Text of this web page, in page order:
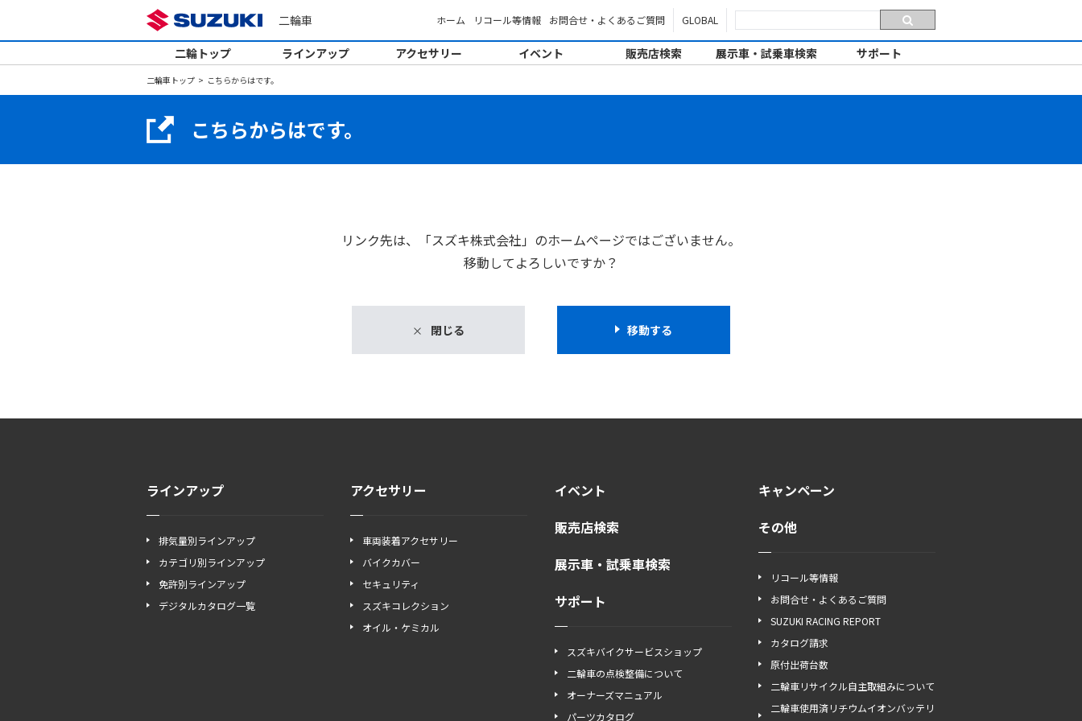
二輪車 ホーム リコール等情報 お問合せ・よくあるご質問 GLOBAL
二輪トップ ラインアップ アクセサリー イベント 販売店検索 展示車・試乗車検索 サポート
二輪車トップ こちらからはです。
こちらからはです。
リンク先は、「スズキ株式会社」のホームページではございません。
移動してよろしいですか？
閉じる 移動する
ラインアップ
排気量別ラインアップ
カテゴリ別ラインアップ
免許別ラインアップ
デジタルカタログ一覧
アクセサリー
車両装着アクセサリー
バイクカバー
セキュリティ
スズキコレクション
オイル・ケミカル
イベント
販売店検索
展示車・試乗車検索
サポート
スズキバイクサービスショップ
二輪車の点検整備について
オーナーズマニュアル
パーツカタログ
キャンペーン
その他
リコール等情報
お問合せ・よくあるご質問
SUZUKI RACING REPORT
カタログ請求
原付出荷台数
二輪車リサイクル自主取組みについて
二輪車使用済リチウムイオンバッテリ